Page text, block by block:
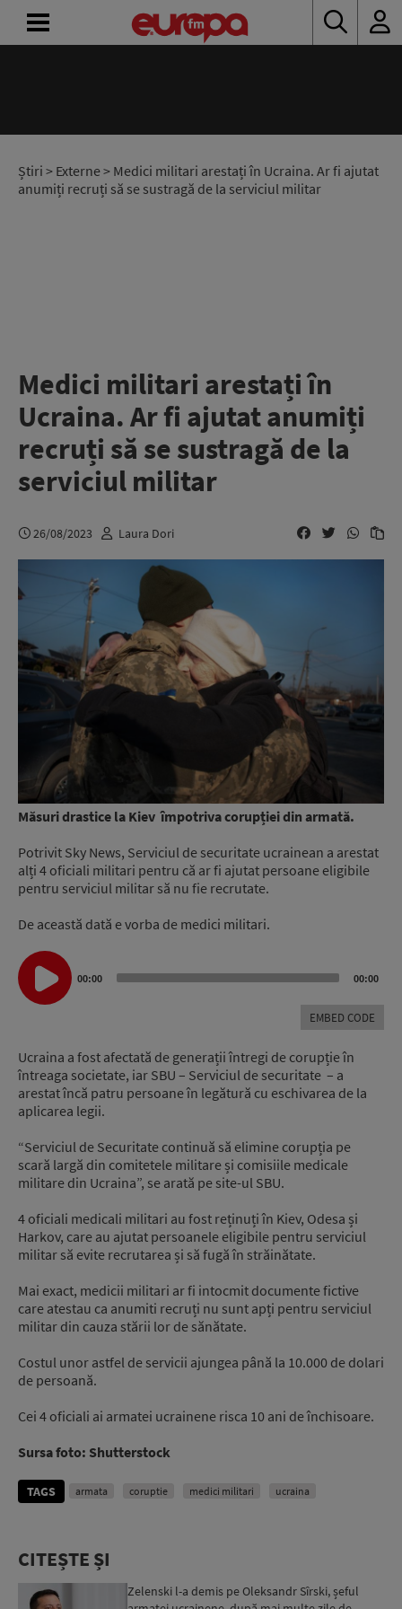
Știri > Externe> Medici militari arestați în Ucraina. Ar fi ajutat
anumiți recruți să se sustragă de la serviciul militar
Medici militari arestați în
Ucraina. Ar fi ajutat anumiți
recruți să se sustragă de la
serviciul militar
26/08/2023 Laura Dori
Măsuri drastice la Kiev împotriva corupției din armată.
Potrivit Sky News, Serviciul de securitate ucrainean a arestat
alți 4 oficiali militari pentru că ar fi ajutat persoane eligibile
pentru serviciul militar să nu fie recrutate.
De această dată e vorba de medici militari.
Audio
Player
00:00 00:00
EMBED CODE
Ucraina a fost afectată de generații întregi de corupție în
întreaga societate, iar SBU – Serviciul de securitate – a
arestat încă patru persoane în legătură cu eschivarea de la
aplicarea legii.
“Serviciul de Securitate continuă să elimine corupția pe
scară largă din comitetele militare și comisiile medicale
militare din Ucraina”, se arată pe site-ul SBU.
4 oficiali medicali militari au fost reținuți în Kiev, Odesa și
Harkov, care au ajutat persoanele eligibile pentru serviciul
militar să evite recrutarea și să fugă în străinătate.
Mai exact, medicii militari ar fi intocmit documente fictive
care atestau ca anumiti recruți nu sunt apți pentru serviciul
militar din cauza stării lor de sănătate.
Costul unor astfel de servicii ajungea până la 10.000 de dolari
de persoană.
Cei 4 oficiali ai armatei ucrainene risca 10 ani de închisoare.
Sursa foto: Shutterstock
TAGS armata coruptie medici militari ucraina
CITEȘTE ȘI
Zelenski l-a demis pe Oleksandr Sîrski, șeful
RADIO